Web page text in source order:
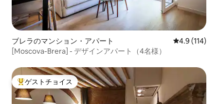
ブレラのマンション・アパート レビュー114
4.9 (114)
[Moscova-Brera] - デザインアパート（4名様）
大好評のゲストチョイスです。
ゲストチョイス